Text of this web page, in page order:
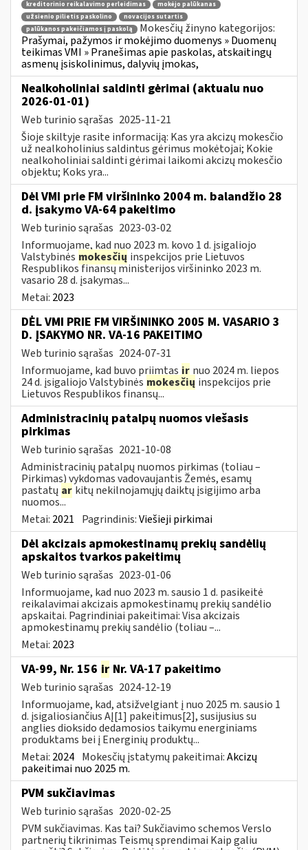
kreditorinio reikalavimo perleidimas
mokėjo palūkanas
užsienio pilietis paskolino
novacijos sutartis
palūkanos pakeičiamos į paskolą
Mokesčių žinyno kategorijos:
Prašymai, pažymos ir mokėjimo duomenys » Duomenų
teikimas VMI » Pranešimas apie paskolas, atskaitingų
asmenų įsiskolinimus, dalyvių įmokas,
Nealkoholiniai saldinti gėrimai (aktualu nuo
2026-01-01)
Web turinio sąrašas 2025-11-21
Šioje skiltyje rasite informaciją: Kas yra akcizų mokesčio
už nealkoholinius saldintus gėrimus mokėtojai; Kokie
nealkoholiniai saldinti gėrimai laikomi akcizų mokesčio
objektu; Koks yra...
Dėl VMI prie FM viršininko 2004 m. balandžio 28
d. įsakymo VA-64 pakeitimo
Web turinio sąrašas 2023-03-02
Informuojame, kad nuo 2023 m. kovo 1 d. įsigaliojo
Valstybinės mokesčių inspekcijos prie Lietuvos
Respublikos finansų ministerijos viršininko 2023 m.
vasario 28 d. įsakymas...
Metai: 2023
DĖL VMI PRIE FM VIRŠININKO 2005 M. VASARIO 3
D. ĮSAKYMO NR. VA-16 PAKEITIMO
Web turinio sąrašas 2024-07-31
Informuojame, kad buvo priimtas ir nuo 2024 m. liepos
24 d. įsigaliojo Valstybinės mokesčių inspekcijos prie
Lietuvos Respublikos finansų...
Administracinių patalpų nuomos viešasis
pirkimas
Web turinio sąrašas 2021-10-08
Administracinių patalpų nuomos pirkimas (toliau –
Pirkimas) vykdomas vadovaujantis Žemės, esamų
pastatų ar kitų nekilnojamųjų daiktų įsigijimo arba
nuomos...
Metai: 2021 Pagrindinis:Viešieji pirkimai
Dėl akcizais apmokestinamų prekių sandėlių
apskaitos tvarkos pakeitimų
Web turinio sąrašas 2023-01-06
Informuojame, kad nuo 2023 m. sausio 1 d. pasikeitė
reikalavimai akcizais apmokestinamų prekių sandėlio
apskaitai. Pagrindiniai pakeitimai: Visa akcizais
apmokestinamų prekių sandėlio (toliau –...
Metai: 2023
VA-99, Nr. 156 ir Nr. VA-17 pakeitimo
Web turinio sąrašas 2024-12-19
Informuojame, kad, atsižvelgiant į nuo 2025 m. sausio 1
d. įsigaliosiančius AĮ[1] pakeitimus[2], susijusius su
anglies dioksido dedamosios taikymu energiniams
produktams bei į Energinių produktų...
Metai: 2024 Mokesčių įstatymų pakeitimai:Akcizų
pakeitimai nuo 2025 m.
PVM sukčiavimas
Web turinio sąrašas 2020-02-25
PVM sukčiavimas. Kas tai? Sukčiavimo schemos Verslo
partnerių tikrinimas Teismų sprendimai Kaip galiu